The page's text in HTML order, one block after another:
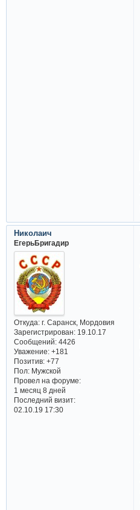
Николаич
ЕгерьБригадир
Откуда:г. Саранск, Мордовия
Зарегистрирован: 19.10.17
Сообщений:4426
Уважение: +181
Позитив: +77
Пол:Мужской
Провел на форуме:
1 месяц 8 дней
Последний визит:
02.10.19 17:30